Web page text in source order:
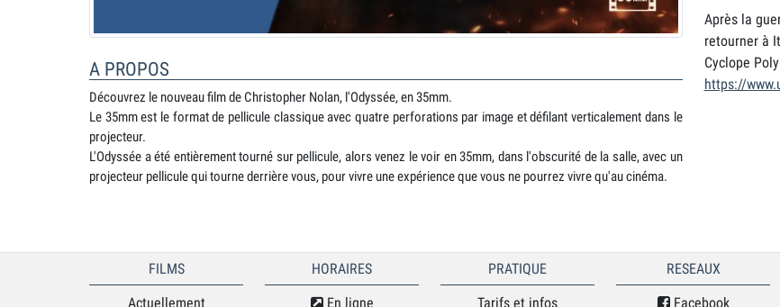
A PROPOS
Découvrez le nouveau film de Christopher Nolan, l'Odyssée, en 35mm.
Le 35mm est le format de pellicule classique avec quatre perforations par image et défilant verticalement dans le
projecteur.
L'Odyssée a été entièrement tourné sur pellicule, alors venez le voir en 35mm, dans l'obscurité de la salle, avec un
projecteur pellicule qui tourne derrière vous, pour vivre une expérience que vous ne pourrez vivre qu'au cinéma.
Après la
retourner à
Cyclope
https://
FILMS
Actuellement
HORAIRES
En ligne
PRATIQUE
Tarifs et infos
RESEAUX
Facebook